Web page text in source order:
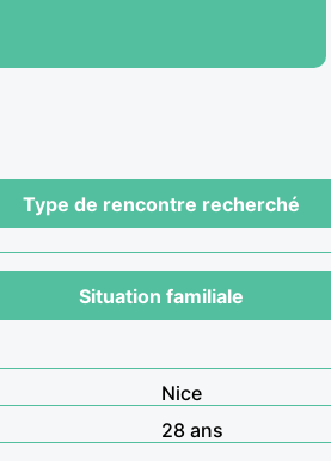
Type de rencontre recherché
Situation familiale
Nice
28 ans